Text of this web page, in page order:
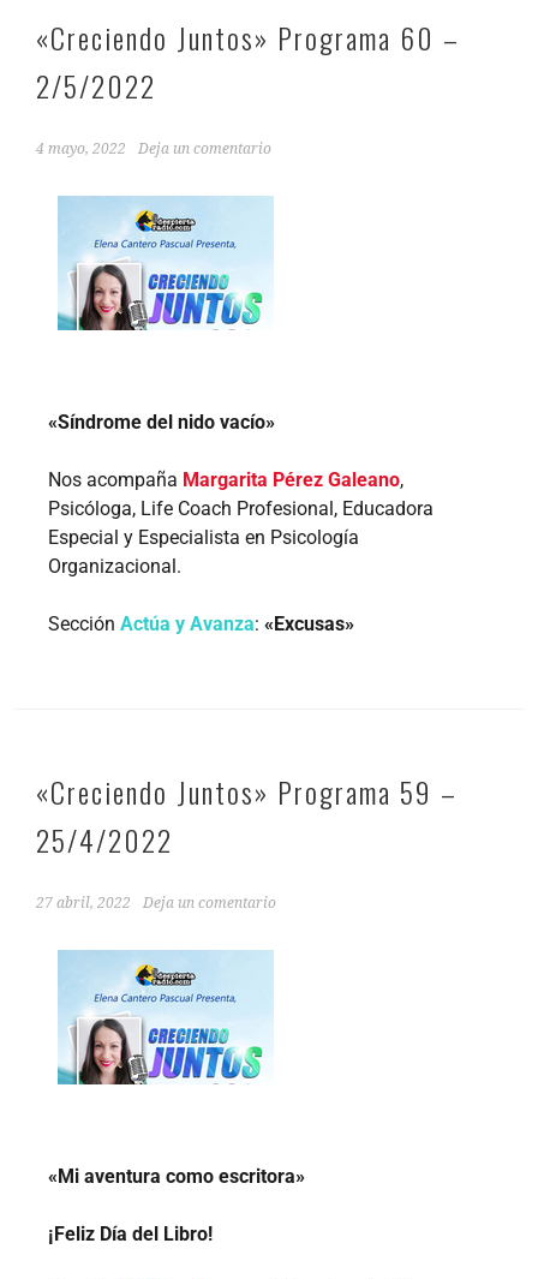
«Creciendo Juntos» Programa 60 –
2/5/2022
4 mayo, 2022 Deja un comentario
«Síndrome del nido vacío»
Nos acompaña Margarita Pérez Galeano,
Psicóloga, Life Coach Profesional, Educadora
Especial y Especialista en Psicología
Organizacional.
SecciónActúa y Avanza:«Excusas»
«Creciendo Juntos» Programa 59 –
25/4/2022
27 abril, 2022 Deja un comentario
«Mi aventura como escritora»
¡Feliz Día del Libro!